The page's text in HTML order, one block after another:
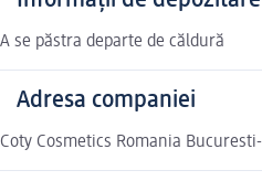
A se păstra departe de căldură
Adresa companiei
Coty Cosmetics Romania